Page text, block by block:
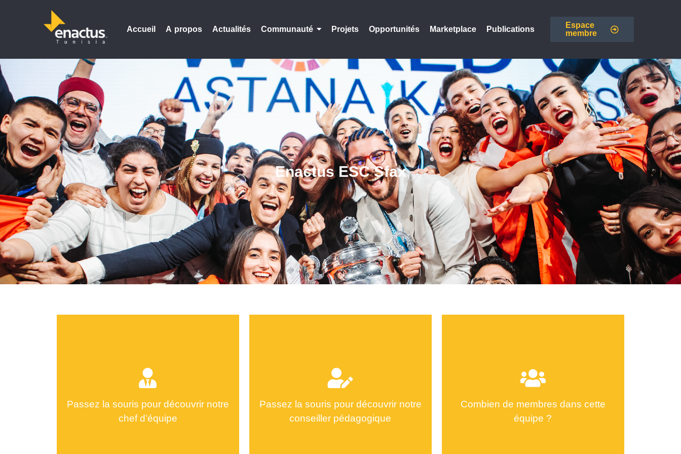
Accueil A propos Actualités Communauté Projets Opportunités Marketplace Publications
Espace
membre
Enactus ESC Sfax
Passez la souris pour découvrir notre
chef d’équipe
Passez la souris pour découvrir notre
conseiller pédagogique
Combien de membres dans cette
équipe ?